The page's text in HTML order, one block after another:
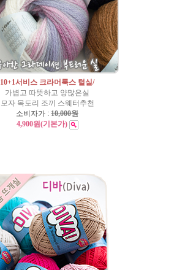
10+1서비스 크라머룩스 털실/
가볍고 따뜻하고 양많은실
모자 목도리 조끼 스웨터추천
소비자가 : 10,000원
4,900원(기본가)